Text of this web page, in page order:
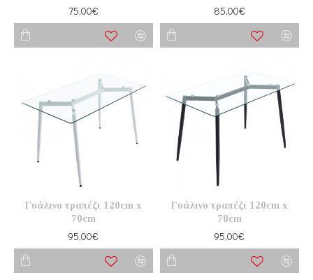
75,00€ 85,00€
Γυάλινο τραπέζι 120cm x
70cm
95,00€
Γυάλινο τραπέζι 120cm x
70cm
95,00€